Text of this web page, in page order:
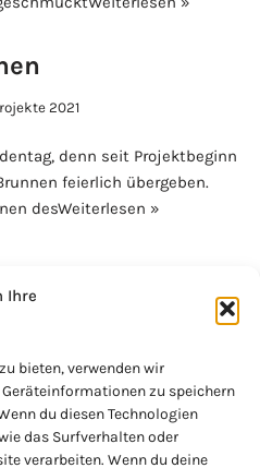
Ihre
bieten, verwenden wir
zu speichern
du diesen Technologien
das Surfverhalten oder
verarbeiten. Wenn du deine
2021
denn seit Projektbeginn
feierlich übergeben.
desWeiterlesen »
in biologischer
das Anlegen von fruchtbarer
unsere beiden Lehrer,
»